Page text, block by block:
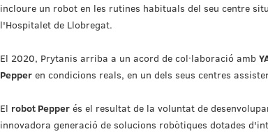
incloure un robot en les rutines habituals del seu centre
l'Hospitalet de Llobregat.
El 2020, Prytanis arriba a un acord de col·laboració amb
Pepperen condicions reals, en un dels seus centres
El robot Pepperés el resultat de la voluntat de
innovadora generació de solucions robòtiques dotades